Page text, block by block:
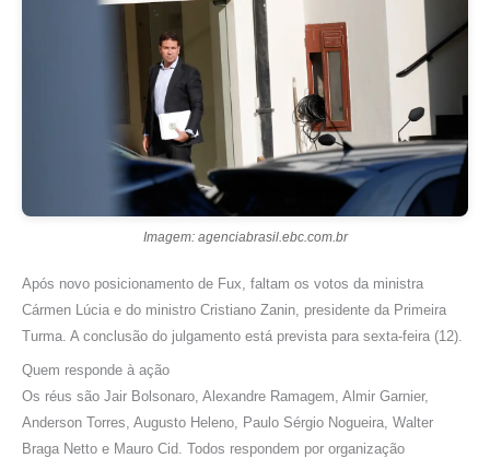
Imagem: agenciabrasil.ebc.com.br
Após novo posicionamento de Fux, faltam os votos da ministra
Cármen Lúcia e do ministro Cristiano Zanin, presidente da Primeira
Turma. A conclusão do julgamento está prevista para sexta-feira (12).
Quem responde à ação
Os réus são Jair Bolsonaro, Alexandre Ramagem, Almir Garnier,
Anderson Torres, Augusto Heleno, Paulo Sérgio Nogueira, Walter
Braga Netto e Mauro Cid. Todos respondem por organização